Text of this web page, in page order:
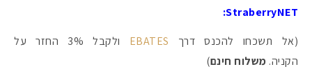
StraberryNET:
(אל תשכחו להכנס דרך EBATES
ולקבל 3% החזר על
הקניה. משלוח חינם)